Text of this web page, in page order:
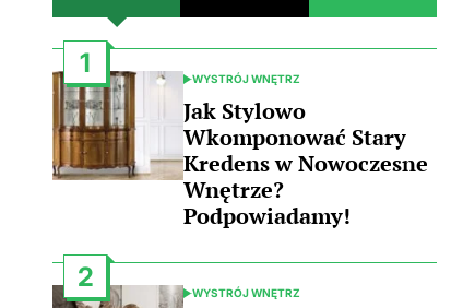
1
POSTED
IN
WYSTRÓJ WNĘTRZ
Jak Stylowo
Wkomponować Stary
Kredens w Nowoczesne
Wnętrze?
Podpowiadamy!
2
POSTED
WYSTRÓJ WNĘTRZ